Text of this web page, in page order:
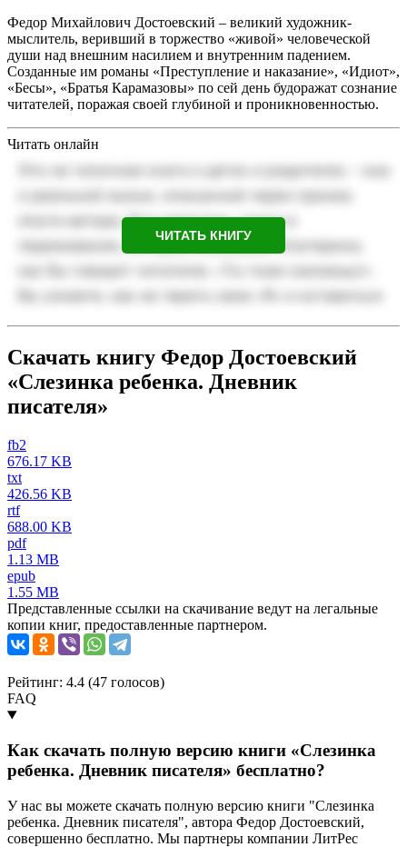
Федор Михайлович Достоевский – великий художник-
мыслитель, веривший в торжество «живой» человеческой
души над внешним насилием и внутренним падением.
Созданные им романы «Преступление и наказание», «Идиот»,
«Бесы», «Братья Карамазовы» по сей день будоражат сознание
читателей, поражая своей глубиной и проникновенностью.
Читать онлайн
ЧИТАТЬ КНИГУ
Скачать книгу Федор Достоевский
«Слезинка ребенка. Дневник
писателя»
fb2
676.17 KB
txt
426.56 KB
rtf
688.00 KB
pdf
1.13 MB
epub
1.55 MB
Представленные ссылки на скачивание ведут на легальные
копии книг, предоставленные партнером.
Рейтинг: 4.4 (47 голосов)
FAQ
Как скачать полную версию книги «Слезинка
ребенка. Дневник писателя» бесплатно?
У нас вы можете скачать полную версию книги "Слезинка
ребенка. Дневник писателя", автора Федор Достоевский,
совершенно бесплатно. Мы партнеры компании ЛитРес